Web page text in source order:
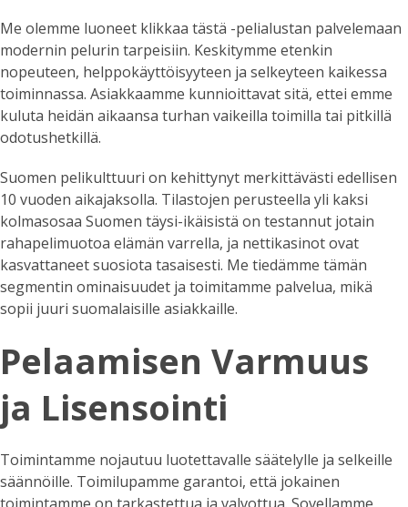
Me olemme luoneet klikkaa tästä -pelialustan palvelemaan
modernin pelurin tarpeisiin. Keskitymme etenkin
nopeuteen, helppokäyttöisyyteen ja selkeyteen kaikessa
toiminnassa. Asiakkaamme kunnioittavat sitä, ettei emme
kuluta heidän aikaansa turhan vaikeilla toimilla tai pitkillä
odotushetkillä.
Suomen pelikulttuuri on kehittynyt merkittävästi edellisen
10 vuoden aikajaksolla. Tilastojen perusteella yli kaksi
kolmasosaa Suomen täysi-ikäisistä on testannut jotain
rahapelimuotoa elämän varrella, ja nettikasinot ovat
kasvattaneet suosiota tasaisesti. Me tiedämme tämän
segmentin ominaisuudet ja toimitamme palvelua, mikä
sopii juuri suomalaisille asiakkaille.
Pelaamisen Varmuus
ja Lisensointi
Toimintamme nojautuu luotettavalle säätelylle ja selkeille
säännöille. Toimilupamme garantoi, että jokainen